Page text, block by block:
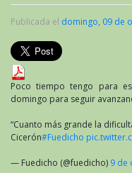
Publicada el domingo, 09 de
Poco tiempo tengo para
domingo para seguir
“Cuanto más grande la
Cicerón#Fuedicho
— Fuedicho (@fuedicho) 9 de